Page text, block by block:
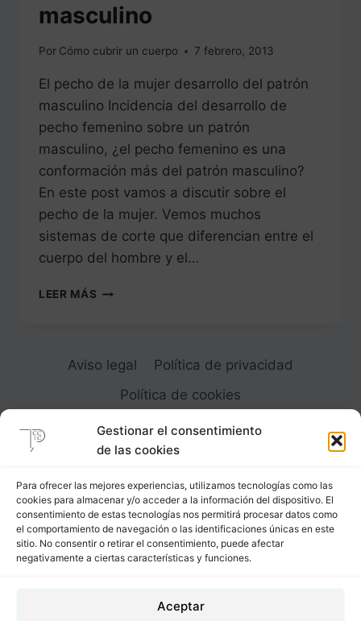
Gestionar el consentimiento
de las cookies
Para ofrecer las mejores experiencias, utilizamos tecnologías como las
cookies para almacenar y/o acceder a la información del dispositivo. El
consentimiento de estas tecnologías nos permitirá procesar datos como
el comportamiento de navegación o las identificaciones únicas en este
sitio. No consentir o retirar el consentimiento, puede afectar
negativamente a ciertas características y funciones.
Aceptar
masculino
Por Cómo cubrir un cuerpo 7 febrero, 2013
El pecho de la mujer desarrollo del patrón
masculino Incidencia del desarrollo de
pecho femenino sobre un patrón
masculino, ¿el pecho femenino es una
conformación más del patrón masculino?
En este post vamos a discutir sobre el
pecho de la mujer. Vemos muchos
sistemas de corte que diferencian entre el
cuerpo del hombre y el…
LEER MÁS EL
MUJER
DESARROLLO
PATRÓN
MASCULINO
Aviso legal
Política de privacidad
Política de cookies
Carrer Provença, 183
08036 - Barcelona (Espana)